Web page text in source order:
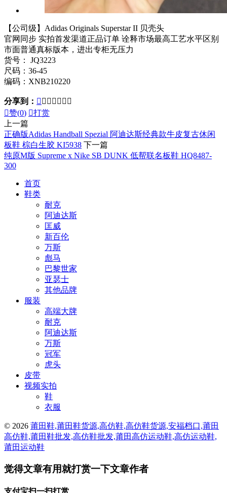
【公司级】Adidas Originals Superstar II 贝壳头
官网同步 实拍首发渠道正品订单 诠释市场最高工艺水平区别
市面普通真标版本，进出专柜无压力
货号： JQ3223
尺码：36-45
编码：XNB210220
分享到：       
赞(0) 打赏
上一篇
正确版Adidas Handball Spezial 阿迪达斯经典款牛皮复古休闲
板鞋 棕白生胶 KI5938 下一篇
纯原M版 Supreme x Nike SB DUNK 低帮联名板鞋 HQ8487-
300
首页
鞋类
耐克
阿迪达斯
匡威
新百伦
万斯
彪马
巴黎世家
亚瑟士
其他品牌
服装
高端大牌
耐克
阿迪达斯
万斯
冠军
虎头
皮带
视频实拍
鞋
衣服
© 2026 莆田鞋,莆田鞋货源,高仿鞋,高仿鞋货源,安福档口,莆田
高仿鞋,莆田鞋批发,高仿鞋批发,莆田高仿运动鞋,高仿运动鞋,
莆田运动鞋
觉得文章有用就打赏一下文章作者
支付宝扫一扫打赏